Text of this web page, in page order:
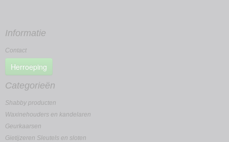
Informatie
Contact
Herroeping
Categorieën
Shabby producten
Waxinehouders en kandelaren
Geurkaarsen
Gietijzeren Sleutels en sloten